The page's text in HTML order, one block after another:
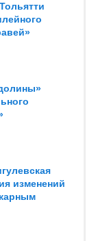
изменений